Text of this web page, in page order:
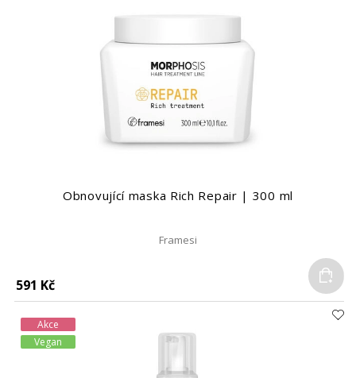
Obnovující maska Rich Repair | 300 ml
Framesi
591 Kč
Akce
Vegan